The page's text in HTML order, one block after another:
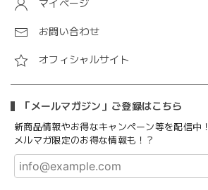
マイページ
お問い合わせ
オフィシャルサイト
「メールマガジン」ご登録はこちら
新商品情報やお得なキャンペーン等を配信中！
メルマガ限定のお得な情報も！？